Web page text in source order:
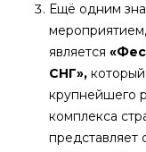
Ещё одним
является
СНГ»,
крупнейшего
комплекса
представляет